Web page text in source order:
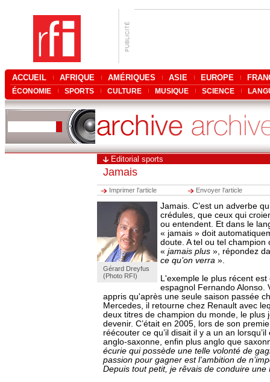
ACCUEIL AFRIQUE AMÉRIQUES ASIE EUROPE
ÉCONOMIE SPORTS CULTURE MUSIQUE SCIENCE
Editorial sports
Jamais
Imprimer l'article Envoyer l'article
Gérard Dreyfus
(Photo RFI)
Jamais. C’est un adverbe
crédules, que ceux qui
ou entendent. Et dans le
« jamais » doit
doute. A tel ou tel champion
« jamais plus », répondez
ce qu’on verra ».
L'exemple le plus récent est
espagnol Fernando Alonso.
appris qu'après une seule saison passée
Mercedes, il retourne chez Renault avec
deux titres de champion du monde, le plus
devenir. C’était en 2005, lors de son
réécouter ce qu’il disait il y a un an
anglo-saxonne, enfin plus anglo que
écurie qui possède une telle volonté de
passion pour gagner est l’ambition de
Depuis tout petit, je rêvais de conduire une